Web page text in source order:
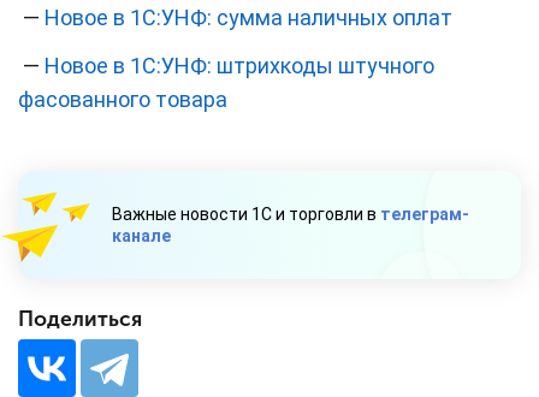
— Новое в 1С:УНФ: сумма наличных оплат
— Новое в 1С:УНФ: штрихкоды штучного
фасованного товара
Важные новости 1С и торговли в телеграм-
канале
Поделиться